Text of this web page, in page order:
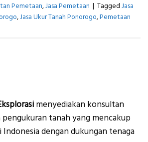
Pemetaan,Jasa Pemetaan | Tagged Jasa
,Jasa Ukur Tanah Ponorogo,Pemetaan
menyediakan konsultan
pengukuran tanah yang mencakup
Indonesia dengan dukungan tenaga